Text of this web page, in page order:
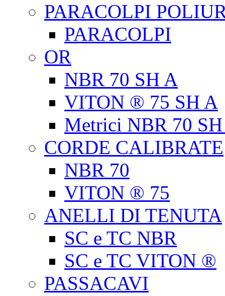
PARACOLPI
PARACOLPI
OR
NBR 70 SH A
VITON ® 75 SH A
Metrici NBR 70
CORDE CALIBRATE
NBR 70
VITON ® 75
ANELLI DI TENUTA
SC e TC NBR
SC e TC VITON ®
PASSACAVI